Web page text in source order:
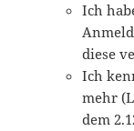
Ich
diese
Ich
mehr
dem